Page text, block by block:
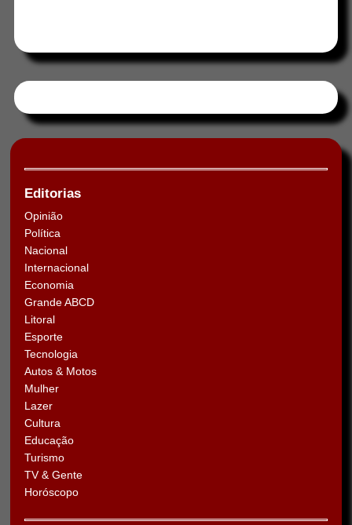
Editorias
Opinião
Política
Nacional
Internacional
Economia
Grande ABCD
Litoral
Esporte
Tecnologia
Autos & Motos
Mulher
Lazer
Cultura
Educação
Turismo
TV & Gente
Horóscopo